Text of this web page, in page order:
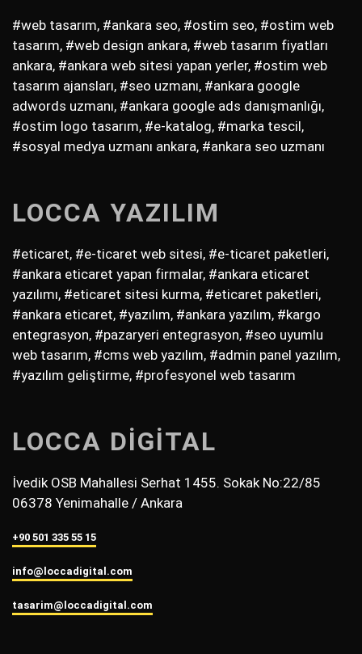
#web tasarım, #ankara seo, #ostim seo, #ostim web
tasarım, #web design ankara, #web tasarım fiyatları
ankara, #ankara web sitesi yapan yerler, #ostim web
tasarım ajansları, #seo uzmanı, #ankara google
adwords uzmanı, #ankara google ads danışmanlığı,
#ostim logo tasarım, #e-katalog, #marka tescil,
#sosyal medya uzmanı ankara, #ankara seo uzmanı
LOCCA YAZILIM
#eticaret, #e-ticaret web sitesi, #e-ticaret paketleri,
#ankara eticaret yapan firmalar, #ankara eticaret
yazılımı, #eticaret sitesi kurma, #eticaret paketleri,
#ankara eticaret, #yazılım, #ankara yazılım, #kargo
entegrasyon, #pazaryeri entegrasyon, #seo uyumlu
web tasarım, #cms web yazılım, #admin panel yazılım,
#yazılım geliştirme, #profesyonel web tasarım
LOCCA DİGİTAL
İvedik OSB Mahallesi Serhat 1455. Sokak No:22/85
06378 Yenimahalle / Ankara
+90 501 335 55 15
info@loccadigital.com
tasarim@loccadigital.com